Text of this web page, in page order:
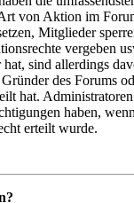
von Aktion im
Mitglieder
vergeben
sind allerdings
des Forums
hat.
haben,
erteilt wurde.